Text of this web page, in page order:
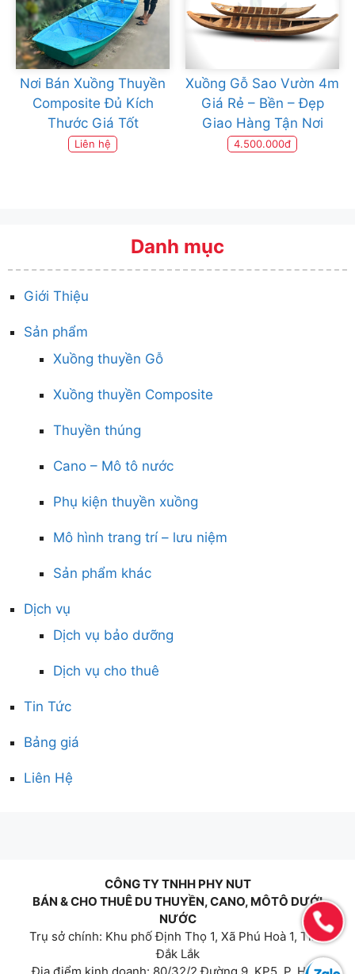
Nơi Bán Xuồng Thuyền
Composite Đủ Kích
Thước Giá Tốt
Liên hệ
Xuồng Gỗ Sao Vườn 4m
Giá Rẻ – Bền – Đẹp
Giao Hàng Tận Nơi
4.500.000đ
Danh mục
Giới Thiệu
Sản phẩm
Xuồng thuyền Gỗ
Xuồng thuyền Composite
Thuyền thúng
Cano – Mô tô nước
Phụ kiện thuyền xuồng
Mô hình trang trí – lưu niệm
Sản phẩm khác
Dịch vụ
Dịch vụ bảo dưỡng
Dịch vụ cho thuê
Tin Tức
Bảng giá
Liên Hệ
CÔNG TY TNHH PHY NUT
BÁN & CHO THUÊ DU THUYỀN, CANO, MÔTÔ DƯỚI
NƯỚC
Trụ sở chính: Khu phố Định Thọ 1, Xã Phú Hoà 1, Tỉnh
Đắk Lắk